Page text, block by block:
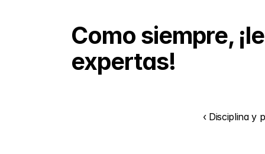
Como siempre,
expertas!
‹ Disciplina y